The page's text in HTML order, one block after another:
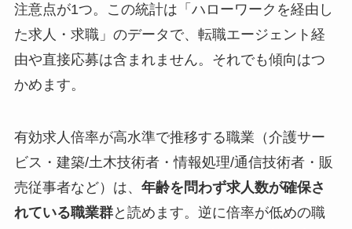
注意点が1つ。この統計は「ハローワークを経由し
た求人・求職」のデータで、転職エージェント経
由や直接応募は含まれません。それでも傾向はつ
かめます。
有効求人倍率が高水準で推移する職業（介護サー
ビス・建築/土木技術者・情報処理/通信技術者・販
売従事者など）は、 年齢を問わず求人数が確保さ
れている職業群と読めます。逆に倍率が低めの職